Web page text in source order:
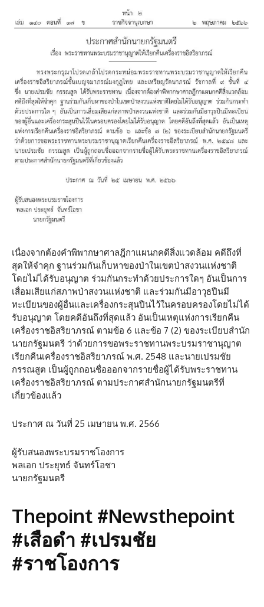
เนื่องจากต้องคำพิพากษาศาลฎีกาแผนกคดีสิ่งแวดล้อม คดีถึงที่
สุดให้จำคุก ฐานร่วมกันเก็บหาของป่าในเขตป่าสงวนแห่งชาติ
โดยไม่ได้รับอนุญาต ร่วมกันกระทำด้วยประการใดๆ อันเป็นการ
เสื่อมเสียแก่สภาพป่าสงวนแห่งชาติ และร่วมกันมีอาวุธปืนมี
ทะเบียนของผู้อื่นและเครื่องกระสุนปืนไว้ในครอบครองโดยไม่ได้
รับอนุญาต โดยคดีอันถึงที่สุดแล้ว อันเป็นเหตุแห่งการเรียกคืน
เครื่องราชอิสริยาภรณ์ ตามข้อ 6 และข้อ 7 (2) ของระเบียบสำนัก
นายกรัฐมนตรี ว่าด้วยการขอพระราชทานพระบรมราชานุญาต
เรียกคืนเครื่องราชอิสริยาภรณ์ พ.ศ. 2548 และนายเปรมชัย
กรรณสูต เป็นผู้ถูกถอนชื่อออกจากรายชื่อผู้ได้รับพระราชทาน
เครื่องราชอิสริยาภรณ์ ตามประกาศสำนักนายกรัฐมนตรีที่
เกี่ยวข้องแล้ว
ประกาศ ณ วันที่ 25 เมษายน พ.ศ. 2566
ผู้รับสนองพระบรมราชโองการ
พลเอก ประยุทธ์ จันทร์โอชา
นายกรัฐมนตรี
Thepoint #Newsthepoint
#เสือดำ #เปรมชัย
#ราชโองการ